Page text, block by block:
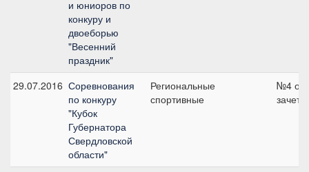
и юниоров по
конкуру и
двоеборью
"Весенний
праздник"
29.07.2016 Соревнования
по конкуру
"Кубок
Губернатора
Свердловской
области"
Региональные
спортивные
№4
зачет,